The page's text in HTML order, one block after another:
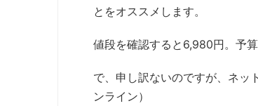
とをオススメします。
値段を確認すると6,980円。予算
で、申し訳ないのですが、ネッ
ンライン）